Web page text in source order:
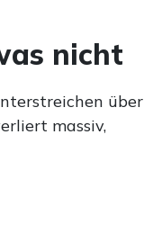
nicht
über
massiv,